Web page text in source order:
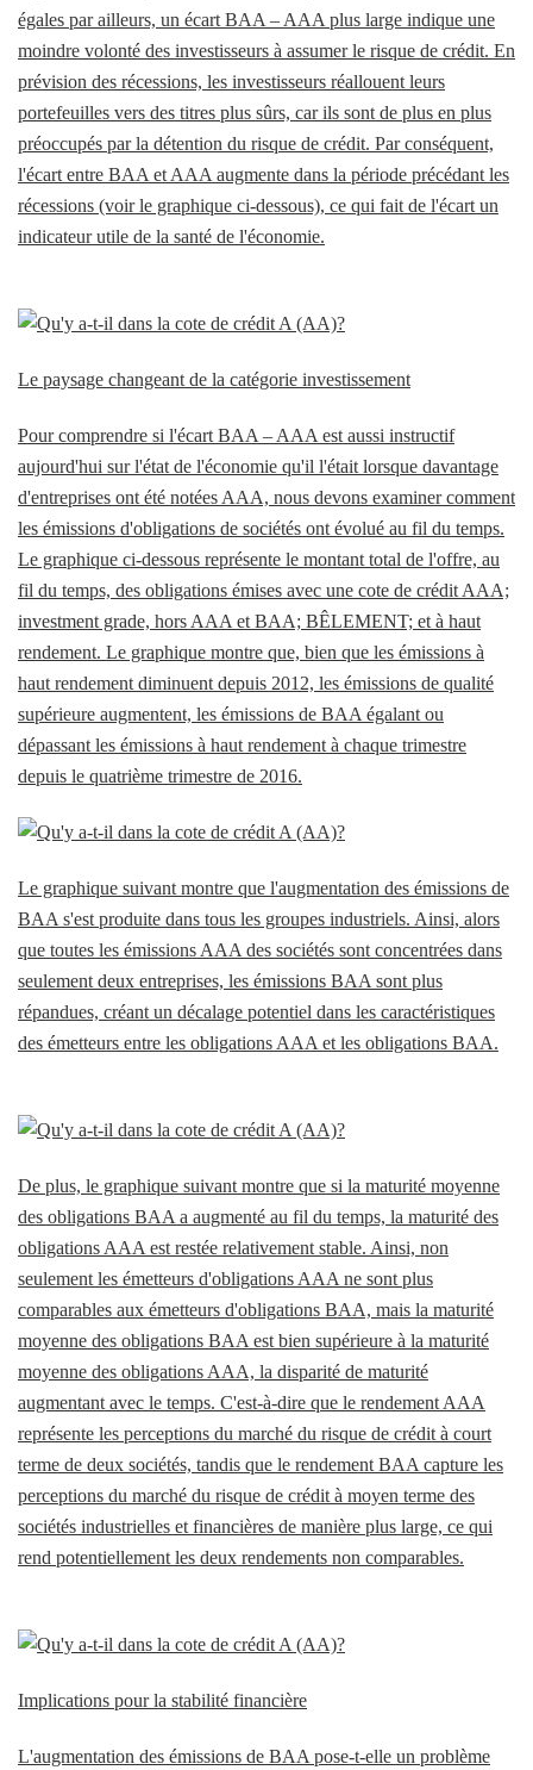
égales par ailleurs, un écart BAA – AAA plus large indique une
moindre volonté des investisseurs à assumer le risque de crédit. En
prévision des récessions, les investisseurs réallouent leurs
portefeuilles vers des titres plus sûrs, car ils sont de plus en plus
préoccupés par la détention du risque de crédit. Par conséquent,
l'écart entre BAA et AAA augmente dans la période précédant les
récessions (voir le graphique ci-dessous), ce qui fait de l'écart un
indicateur utile de la santé de l'économie.
Le paysage changeant de la catégorie investissement
Pour comprendre si l'écart BAA – AAA est aussi instructif
aujourd'hui sur l'état de l'économie qu'il l'était lorsque davantage
d'entreprises ont été notées AAA, nous devons examiner comment
les émissions d'obligations de sociétés ont évolué au fil du temps.
Le graphique ci-dessous représente le montant total de l'offre, au
fil du temps, des obligations émises avec une cote de crédit AAA;
investment grade, hors AAA et BAA; BÊLEMENT; et à haut
rendement. Le graphique montre que, bien que les émissions à
haut rendement diminuent depuis 2012, les émissions de qualité
supérieure augmentent, les émissions de BAA égalant ou
dépassant les émissions à haut rendement à chaque trimestre
depuis le quatrième trimestre de 2016.
Le graphique suivant montre que l'augmentation des émissions de
BAA s'est produite dans tous les groupes industriels. Ainsi, alors
que toutes les émissions AAA des sociétés sont concentrées dans
seulement deux entreprises, les émissions BAA sont plus
répandues, créant un décalage potentiel dans les caractéristiques
des émetteurs entre les obligations AAA et les obligations BAA.
De plus, le graphique suivant montre que si la maturité moyenne
des obligations BAA a augmenté au fil du temps, la maturité des
obligations AAA est restée relativement stable. Ainsi, non
seulement les émetteurs d'obligations AAA ne sont plus
comparables aux émetteurs d'obligations BAA, mais la maturité
moyenne des obligations BAA est bien supérieure à la maturité
moyenne des obligations AAA, la disparité de maturité
augmentant avec le temps. C'est-à-dire que le rendement AAA
représente les perceptions du marché du risque de crédit à court
terme de deux sociétés, tandis que le rendement BAA capture les
perceptions du marché du risque de crédit à moyen terme des
sociétés industrielles et financières de manière plus large, ce qui
rend potentiellement les deux rendements non comparables.
Implications pour la stabilité financière
L'augmentation des émissions de BAA pose-t-elle un problème